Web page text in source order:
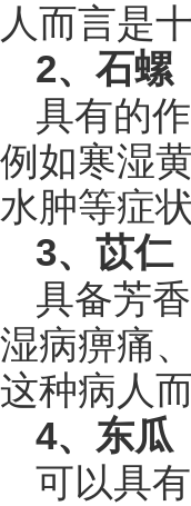
人而言是
2、石螺
具有的
例如寒湿
水肿等症
3、苡仁
具备芳
湿病痹痛
这种病人
4、东瓜
可以具